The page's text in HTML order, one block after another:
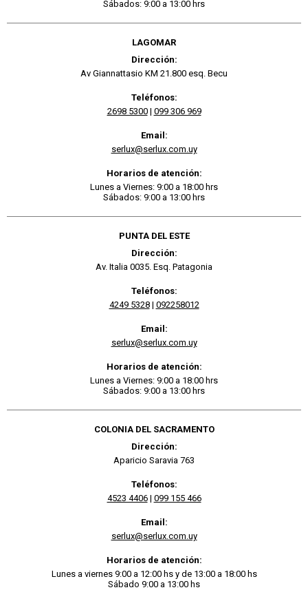
Sábados: 9:00 a 13:00 hrs
LAGOMAR
Dirección:
Av Giannattasio KM 21.800 esq. Becu
Teléfonos:
2698 5300| 099 306 969
Email:
serlux@serlux.com.uy
Horarios de atención:
Lunes a Viernes: 9:00 a 18:00 hrs
Sábados: 9:00 a 13:00 hrs
PUNTA DEL ESTE
Dirección:
Av. Italia 0035. Esq. Patagonia
Teléfonos:
4249 5328| 092258012
Email:
serlux@serlux.com.uy
Horarios de atención:
Lunes a Viernes: 9:00 a 18:00 hrs
Sábados: 9:00 a 13:00 hrs
COLONIA DEL SACRAMENTO
Dirección:
Aparicio Saravia 763
Teléfonos:
4523 4406| 099 155 466
Email:
serlux@serlux.com.uy
Horarios de atención:
Lunes a viernes 9:00 a 12:00 hs y de 13:00 a 18:00 hs
Sábado 9:00 a 13:00 hs